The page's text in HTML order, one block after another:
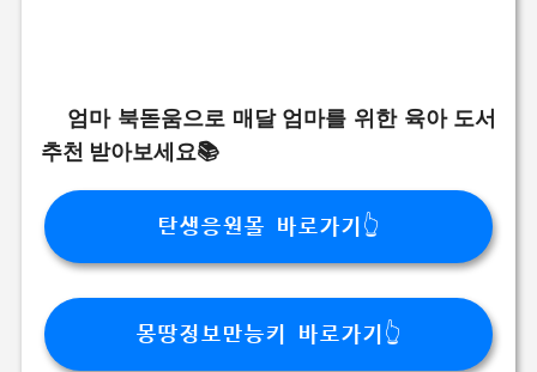
엄마 북돋움으로 매달 엄마를 위한 육아 도서
추천 받아보세요📚
탄생응원몰 바로가기👆
몽땅정보만능키 바로가기👆